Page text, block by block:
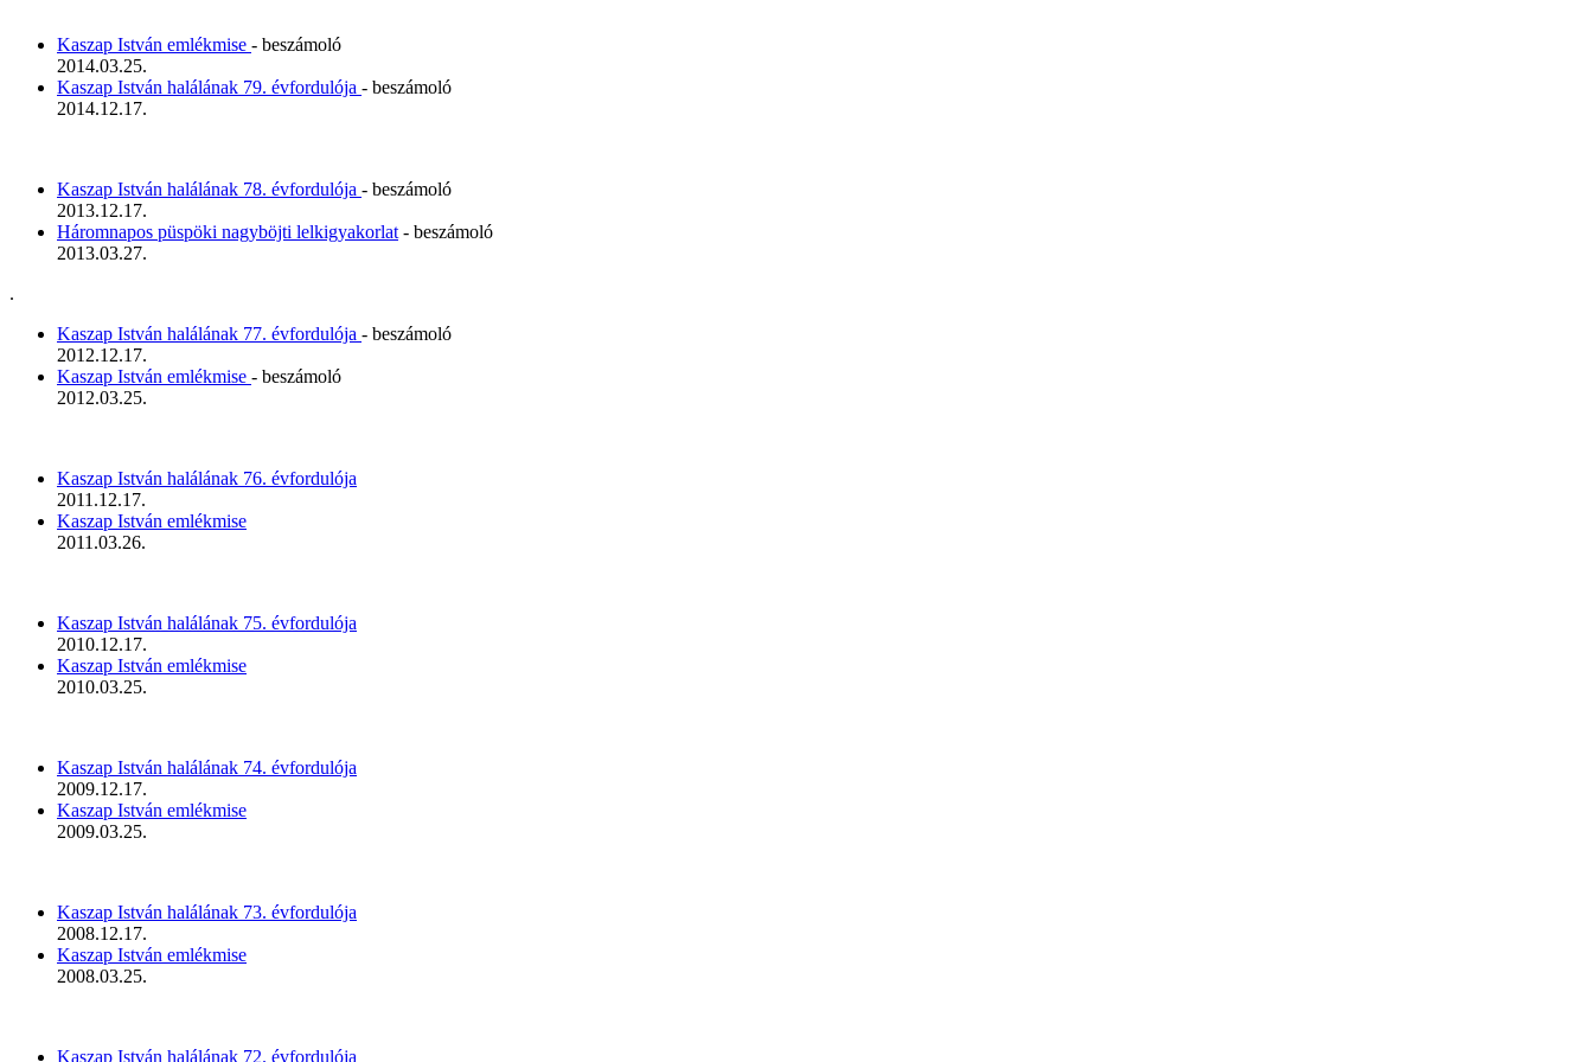
Kaszap István emlékmise - beszámoló
2014.03.25.
Kaszap István halálának 79. évfordulója - beszámoló
2014.12.17.
Kaszap István halálának 78. évfordulója - beszámoló
2013.12.17.
Háromnapos püspöki nagyböjti lelkigyakorlat - beszámoló
2013.03.27.
.
Kaszap István halálának 77. évfordulója - beszámoló
2012.12.17.
Kaszap István emlékmise - beszámoló
2012.03.25.
Kaszap István halálának 76. évfordulója
2011.12.17.
Kaszap István emlékmise
2011.03.26.
Kaszap István halálának 75. évfordulója
2010.12.17.
Kaszap István emlékmise
2010.03.25.
Kaszap István halálának 74. évfordulója
2009.12.17.
Kaszap István emlékmise
2009.03.25.
Kaszap István halálának 73. évfordulója
2008.12.17.
Kaszap István emlékmise
2008.03.25.
Kaszap István halálának 72. évfordulója